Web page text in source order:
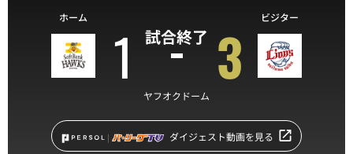
試合終了
ホーム
1 3
ビジター
ヤフオクドーム
ダイジェスト動画を見る